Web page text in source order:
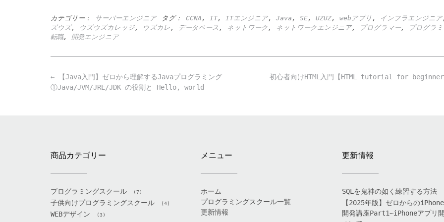
カテゴリー： サーバーエンジニア タグ： CCNA , IT, ITエンジニア, Java , SE, UZUZ, webアプリ , インフラエンジニア
ズウズ, ウズウズカレッジ, ウズカレ , データベース , ネットワーク , ネットワークエンジニア, プログラマー, プログラ
転職, 開発エンジニア
Post
navigation
初心者向けHTML入門【HTML tutorial for
← 【Java入門】ゼロから理解するJavaプログラミング
①Java/JVM/JRE/JDK の役割と Hello, world
商品カテゴリー
プログラミングスクール (7)
子供向けプログラミングスクール (4)
WEBデザイン (3)
メニュー
ホーム
プログラミングスクール一覧
更新情報
更新情報
SQLを鬼神の如く練習する方法
【2025年版】ゼロからの
開発講座Part1~iPhoneアプリ